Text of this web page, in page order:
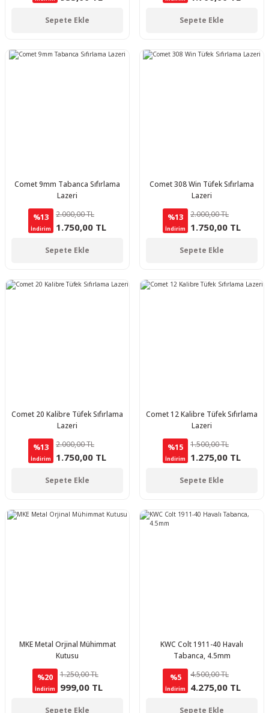
Sepete Ekle Sepete Ekle
Comet 9mm Tabanca Sıfırlama
Lazeri
%13
İndirim
2.000,00 TL
1.750,00 TL
Sepete Ekle
Comet 308 Win Tüfek Sıfırlama
Lazeri
%13
İndirim
2.000,00 TL
1.750,00 TL
Sepete Ekle
Comet 20 Kalibre Tüfek Sıfırlama
Lazeri
%13
İndirim
2.000,00 TL
1.750,00 TL
Sepete Ekle
Comet 12 Kalibre Tüfek Sıfırlama
Lazeri
%15
İndirim
1.500,00 TL
1.275,00 TL
Sepete Ekle
MKE Metal Orjinal Mühimmat
Kutusu
%20
İndirim
1.250,00 TL
999,00 TL
Sepete Ekle
KWC Colt 1911-40 Havalı
Tabanca, 4.5mm
%5
İndirim
4.500,00 TL
4.275,00 TL
Sepete Ekle